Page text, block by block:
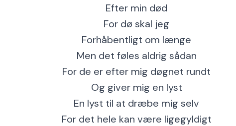
Efter min død
For dø skal jeg
Forhåbentligt om længe
Men det føles aldrig sådan
For de er efter mig døgnet rundt
Og giver mig en lyst
En lyst til at dræbe mig selv
For det hele kan være ligegyldigt